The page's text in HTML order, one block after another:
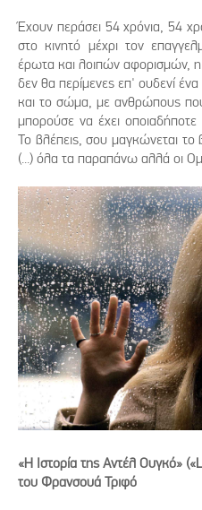
Έχουν περάσει 54 χρόνια, 54
στο κινητό μέχρι τον
έρωτα και λοιπών αφορισμών, η
δεν θα περίμενες επ' ουδενί
και το σώμα, με ανθρώπους
μπορούσε να έχει
Το βλέπεις, σου μαγκώνεται
(...) όλα τα παραπάνω αλλά οι
«Η Ιστορία της Αντέλ Ουγκό»
του Φρανσουά Τριφό